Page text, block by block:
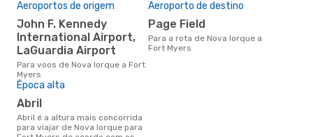
Aeroportos de origem
John F. Kennedy
International Airport,
LaGuardia Airport
Para voos de Nova Iorque a Fort
Myers
Aeroporto de destino
Page Field
Para a rota de Nova Iorque a
Fort Myers
Época alta
abril
abril é a altura mais concorrida
para viajar de Nova Iorque para